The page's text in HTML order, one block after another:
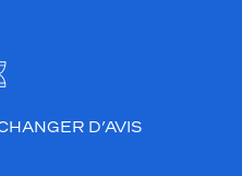
D’AVIS